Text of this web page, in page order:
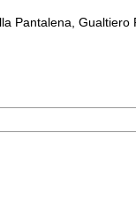
Pantalena, Gualtiero